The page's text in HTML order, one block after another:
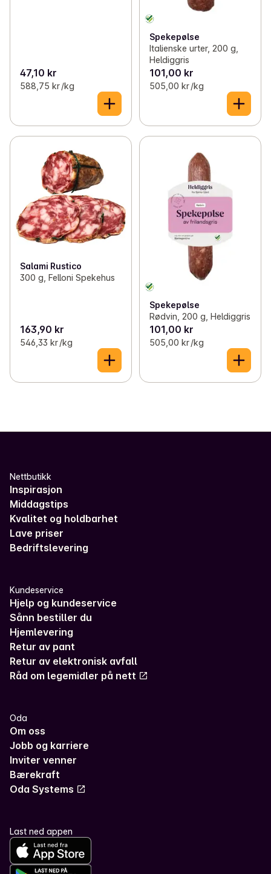
47,10 kr
588,75 kr /kg
Spekepølse
Italienske urter, 200 g,
Heldiggris
101,00 kr
505,00 kr /kg
Salami Rustico
300 g, Felloni Spekehus
163,90 kr
546,33 kr /kg
Spekepølse
Rødvin, 200 g, Heldiggris
101,00 kr
505,00 kr /kg
Nettbutikk
Inspirasjon
Middagstips
Kvalitet og holdbarhet
Lave priser
Bedriftslevering
Kundeservice
Hjelp og kundeservice
Sånn bestiller du
Hjemlevering
Retur av pant
Retur av elektronisk avfall
Råd om legemidler på nett
Oda
Om oss
Jobb og karriere
Inviter venner
Bærekraft
Oda Systems
Last ned appen